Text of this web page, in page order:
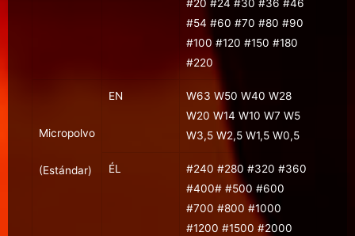
#20 #24 #30 #36 #46
#54 #60 #70 #80 #90
#100 #120 #150 #180
#220
Micropolvo
(Estándar)
EN
W63 W50 W40 W28
W20 W14 W10 W7 W5
W3,5 W2,5 W1,5 W0,5
ÉL
#240 #280 #320 #360
#400# #500 #600
#700 #800 #1000
#1200 #1500 #2000